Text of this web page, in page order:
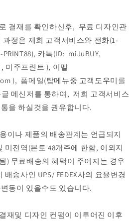
결재를 확인하신후, 무료 디자인관
과정은 제희 고객서비스와 전화(1-
PRINT88), 카톡(ID: miJuBUY,
미주프린트 ), 이멜
), 폼메일(탑메뉴중 고객도우미를
메신저를 통하여, 저희 고객서비스
을 하실것을 권유합니다.
이나 제품의 배송관계는 언급되지
미전역(본토 48개주에 한함, 이외지
) 무료배송의 혜택이 주어지는 경우
송사인 UPS/ FEDEX사의 요율변경
동이 있을수도 있습니다.
재및 디자인 컨펌이 이루어진 이후